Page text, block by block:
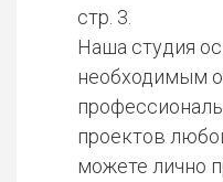
стр. 3.
Наша студия
необходимым
проектов
можете лично